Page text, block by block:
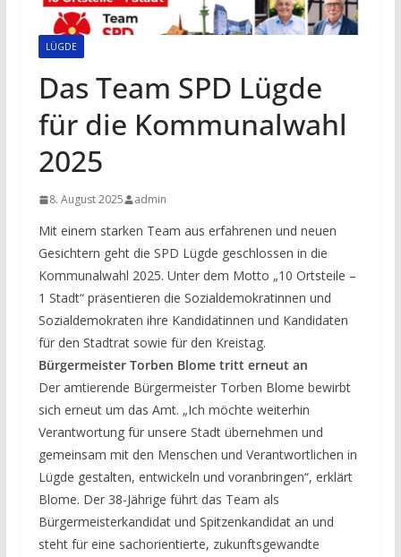
LÜGDE
Das Team SPD Lügde
für die Kommunalwahl
2025
8. August 2025 admin
Mit einem starken Team aus erfahrenen und neuen
Gesichtern geht die SPD Lügde geschlossen in die
Kommunalwahl 2025. Unter dem Motto „10 Ortsteile –
1 Stadt“ präsentieren die Sozialdemokratinnen und
Sozialdemokraten ihre Kandidatinnen und Kandidaten
für den Stadtrat sowie für den Kreistag.
Bürgermeister Torben Blome tritt erneut an
Der amtierende Bürgermeister Torben Blome bewirbt
sich erneut um das Amt. „Ich möchte weiterhin
Verantwortung für unsere Stadt übernehmen und
gemeinsam mit den Menschen und Verantwortlichen in
Lügde gestalten, entwickeln und voranbringen“, erklärt
Blome. Der 38-Jährige führt das Team als
Bürgermeisterkandidat und Spitzenkandidat an und
steht für eine sachorientierte, zukunftsgewandte